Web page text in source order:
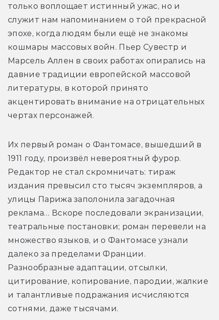
только воплощает истинный ужас, но и
служит нам напоминанием о той прекрасной
эпохе, когда людям были ещё не знакомы
кошмары массовых войн. Пьер Сувестр и
Марсель Аллен в своих работах опирались на
давние традиции европейской массовой
литературы, в которой принято
акцентировать внимание на отрицательных
чертах персонажей.
Их первый роман о Фантомасе, вышедший в
1911 году, произвёл невероятный фурор.
Редактор не стал скромничать: тираж
издания превысил сто тысяч экземпляров, а
улицы Парижа заполонила загадочная
реклама… Вскоре последовали экранизации,
театральные постановки; роман перевели на
множество языков, и о Фантомасе узнали
Разнообразные адаптации, отсылки,
цитирование, копирование, пародии, жалкие
и талантливые подражания исчисляются
сотнями, даже тысячами.